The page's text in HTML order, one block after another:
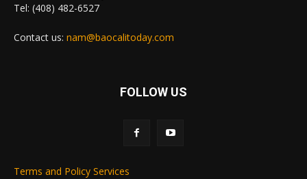
Tel: (408) 482-6527
Contact us: nam@baocalitoday.com
FOLLOW US
Terms and Policy Services